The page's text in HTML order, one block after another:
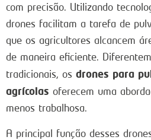
com precisão. Utilizando
drones facilitam a tarefa de
que os agricultores alcancem
de maneira eficiente.
tradicionais, os drones para
agrícolas oferecem uma
menos trabalhosa.
A principal função desses